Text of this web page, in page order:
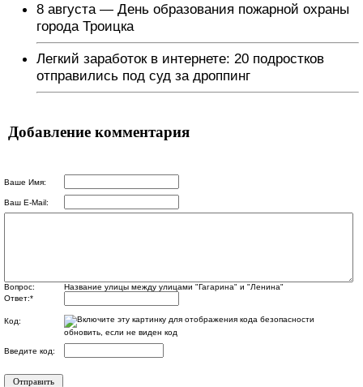
8 августа — День образования пожарной охраны
города Троицка
Легкий заработок в интернете: 20 подростков
отправились под суд за дроппинг
Добавление комментария
Ваше Имя:
Ваш E-Mail:
Вопрос:
Название улицы между улицами "Гагарина" и "Ленина"
Ответ:*
Код:
обновить, если не виден код
Введите код: